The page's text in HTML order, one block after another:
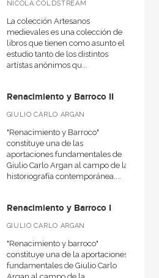
NICOLA COLDSTREAM
La colección Artesanos
medievales es una colección de
libros que tienen como asunto el
estudio tanto de los distintos
artístas anónimos qu...
Renacimiento y Barroco II
GIULIO CARLO ARGAN
"Renacimiento y Barroco"
constituye una de las
aportaciones fundamentales de
Giulio Carlo Argan al campo de la
historiografía contemporánea....
Renacimiento y Barroco I
GIULIO CARLO ARGAN
"Renacimiento y barroco"
constituye una de la aportaciones
fundamentales de Giulio Carlo